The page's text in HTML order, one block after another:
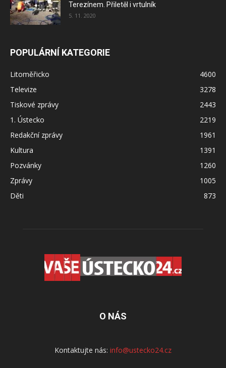
Terezínem. Přiletěl i vrtulník
5. 11. 2020
POPULÁRNÍ KATEGORIE
Litoměřicko
4600
Televize
3278
Tiskové zprávy
2443
1. Ústecko
2219
Redakční zprávy
1961
Kultura
1391
Pozvánky
1260
Zprávy
1005
Děti
873
O NÁS
Kontaktujte nás: info@ustecko24.cz